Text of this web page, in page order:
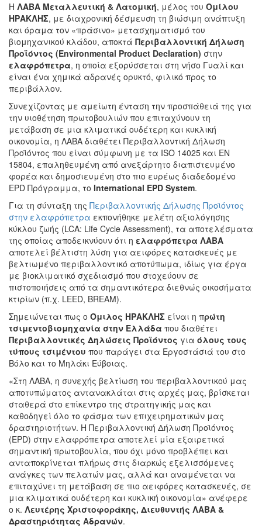
Η ΛΑΒΑ Μεταλλευτική & Λατομική, μέλος του Ομίλου
ΗΡΑΚΛΗΣ, με διαχρονική δέσμευση τη βιώσιμη ανάπτυξη
και όραμα τον «πράσινο» μετασχηματισμό του
βιομηχανικού κλάδου, αποκτά Περιβαλλοντική Δήλωση
Προϊόντος (Environmental Product Declaration) στην
ελαφρόπετρα, η οποία εξορύσσεται στη νήσο Γυαλί και
είναι ένα χημικά αδρανές ορυκτό, φιλικό προς το
περιβάλλον.
Συνεχίζοντας με αμείωτη ένταση την προσπάθειά της για
την υιοθέτηση πρωτοβουλιών που επιταχύνουν τη
μετάβαση σε μια κλιματικά ουδέτερη και κυκλική
οικονομία, η ΛΑΒΑ διαθέτει Περιβαλλοντική Δήλωση
Προϊόντος που είναι σύμφωνη με τα ISO 14025 και ΕΝ
15804, επαληθευμένη από ανεξάρτητο διαπιστευμένο
φορέα και δημοσιευμένη στο πιο ευρέως διαδεδομένο
EPD Πρόγραμμα, το International EPD System.
Για τη σύνταξη της Περιβαλλοντικής Δήλωσης Προϊόντος
στην ελαφρόπετρα εκπονήθηκε μελέτη αξιολόγησης
κύκλου ζωής (LCA: Life Cycle Assessment), τα αποτελέσματα
της οποίας αποδεικνύουν ότι η ελαφρόπετρα ΛΑΒΑ
αποτελεί βέλτιστη λύση για αειφόρες κατασκευές με
βελτιωμένο περιβαλλοντικό αποτύπωμα, ιδίως για έργα
με βιοκλιματικό σχεδιασμό που στοχεύουν σε
πιστοποιήσεις από τα σημαντικότερα διεθνώς οικοσήματα
κτιρίων (π.χ. LEED, BREAM).
Σημειώνεται πως ο Όμιλος ΗΡΑΚΛΗΣ είναι η πρώτη
τσιμεντοβιομηχανία στην Ελλάδα που διαθέτει
Περιβαλλοντικές Δηλώσεις Προϊόντος για όλους τους
τύπους τσιμέντου που παράγει στα Εργοστάσιά του στο
Βόλο και το Μηλάκι Εύβοιας.
«Στη ΛΑΒΑ, η συνεχής βελτίωση του περιβαλλοντικού μας
αποτυπώματος αντανακλάται στις αρχές μας, βρίσκεται
σταθερά στο επίκεντρο της στρατηγικής μας και
καθοδηγεί όλο το φάσμα των επιχειρηματικών μας
δραστηριοτήτων. Η Περιβαλλοντική Δήλωση Προϊόντος
(EPD) στην ελαφρόπετρα αποτελεί μία εξαιρετικά
σημαντική πρωτοβουλία, που όχι μόνο προβλέπει και
ανταποκρίνεται πλήρως στις διαρκώς εξελισσόμενες
ανάγκες των πελατών μας, αλλά και αναμένεται να
επιταχύνει τη μετάβαση σε πιο αειφόρες κατασκευές, σε
μια κλιματικά ουδέτερη και κυκλική οικονομία» ανέφερε
ο κ. Λευτέρης Χριστοφοράκης, Διευθυντής ΛΑΒΑ &
Δραστηριότητας Αδρανών.